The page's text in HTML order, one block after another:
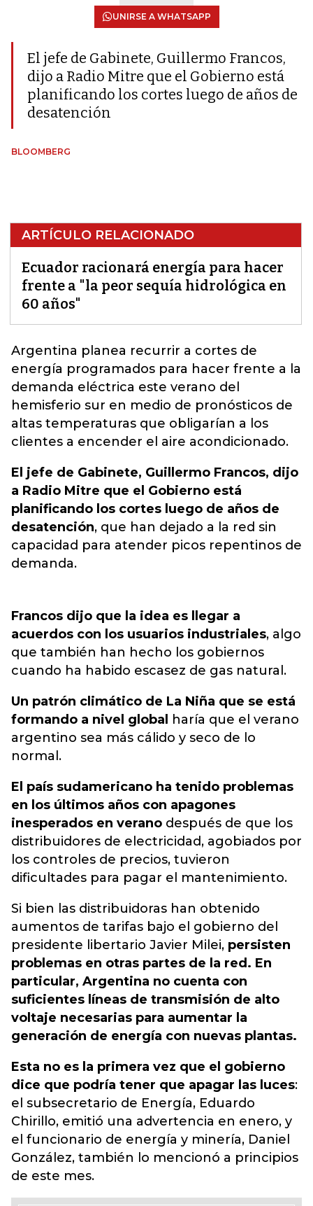
UNIRSE A WHATSAPP
El jefe de Gabinete, Guillermo Francos,
dijo a Radio Mitre que el Gobierno está
planificando los cortes luego de años de
desatención
BLOOMBERG
ARTÍCULO RELACIONADO
Ecuador racionará energía para hacer
frente a "la peor sequía hidrológica en
60 años"
Argentina planea recurrir a cortes de
energía programados para hacer frente a la
demanda eléctrica este verano del
hemisferio sur en medio de pronósticos de
altas temperaturas que obligarían a los
clientes a encender el aire acondicionado.
El jefe de Gabinete, Guillermo Francos, dijo
a Radio Mitre que el Gobierno está
planificando los cortes luego de años de
desatención, que han dejado a la red sin
capacidad para atender picos repentinos de
demanda.
Francos dijo que la idea es llegar a
acuerdos con los usuarios industriales, algo
que también han hecho los gobiernos
cuando ha habido escasez de gas natural.
Un patrón climático de La Niña que se está
formando a nivel global
haría que el verano
argentino sea más cálido y seco de lo
normal.
El país sudamericano ha tenido problemas
en los últimos años con apagones
inesperados en verano después de que los
distribuidores de electricidad, agobiados por
los controles de precios, tuvieron
dificultades para pagar el mantenimiento.
Si bien las distribuidoras han obtenido
aumentos de tarifas bajo el gobierno del
presidente libertario Javier Milei, persisten
problemas en otras partes de la red. En
particular, Argentina no cuenta con
suficientes líneas de transmisión de alto
voltaje necesarias para aumentar la
generación de energía con nuevas plantas.
Esta no es la primera vez que el gobierno
dice que podría tener que apagar las luces:
el subsecretario de Energía, Eduardo
Chirillo, emitió una advertencia en enero, y
el funcionario de energía y minería, Daniel
González, también lo mencionó a principios
de este mes.